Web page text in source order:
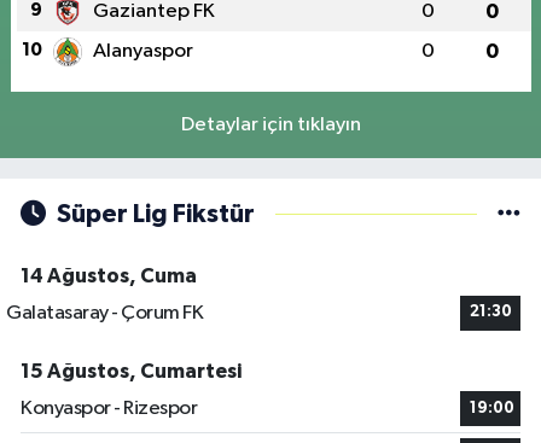
9 Gaziantep FK 0 0
10 Alanyaspor 0 0
Detaylar için tıklayın
Süper Lig Fikstür
14 Ağustos, Cuma
Galatasaray - Çorum FK
21:30
15 Ağustos, Cumartesi
Konyaspor - Rizespor
19:00